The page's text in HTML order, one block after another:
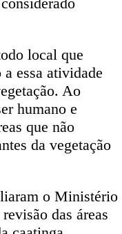
local que
essa atividade
Ao
humano e
que não
da vegetação
o Ministério
das áreas